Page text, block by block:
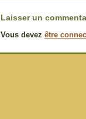
Laisser un
Vous devez être